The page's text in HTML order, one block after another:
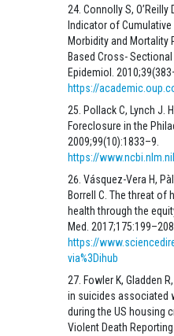
Connolly S,
Indicator of
Morbidity and Mortality
Based Cross-
Epidemiol.
https://
Pollack C, Lynch J.
Foreclosure in the
2009;99(10):1833–9.
https://
Vásquez-Vera H,
Borrell C. The threat
health through the
Med. 2017;175:199–208.
https://
via%3Dihub
Fowler K, Gladden
in suicides associated
during the US housing
Violent Death